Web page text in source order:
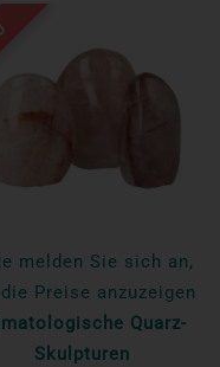
melden Sie sich an,
Preise anzuzeigen
Quarz-
Skulpturen